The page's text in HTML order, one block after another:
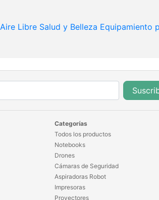
Libre Salud y Belleza Equipamiento
Categorías
Todos los productos
Notebooks
Drones
Cámaras de Seguridad
Aspiradoras Robot
Impresoras
Proyectores